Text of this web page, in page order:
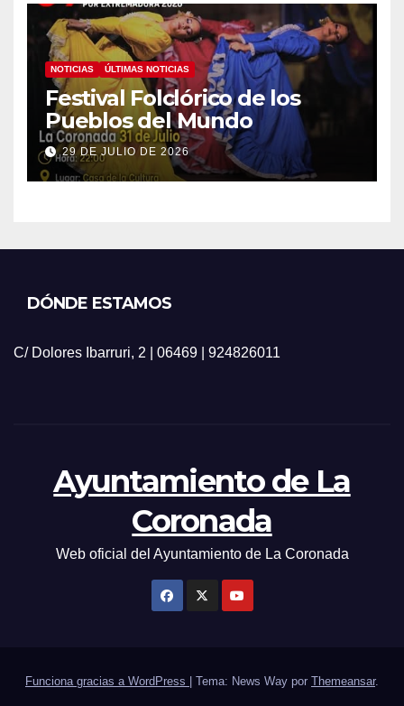
NOTICIAS ÚLTIMAS NOTICIAS
Festival Folclórico de los
Pueblos del Mundo
29 DE JULIO DE 2026
DÓNDE ESTAMOS
C/ Dolores Ibarruri, 2 | 06469 | 924826011
Ayuntamiento de La
Coronada
Web oficial del Ayuntamiento de La Coronada
Funciona gracias a WordPress Tema: News Way por Themeansar.